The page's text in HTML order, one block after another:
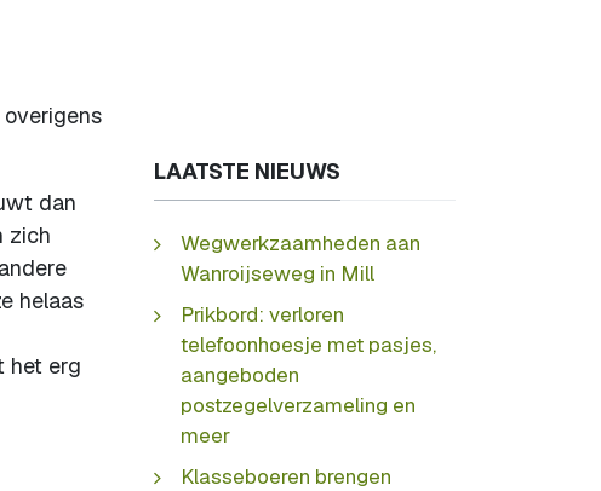
dan
zich
helaas
het erg
LAATSTE NIEUWS
Wegwerkzaamheden aan
Wanroijseweg in Mill
Prikbord: verloren
telefoonhoesje met pasjes,
aangeboden
postzegelverzameling en
meer
Klasseboeren brengen